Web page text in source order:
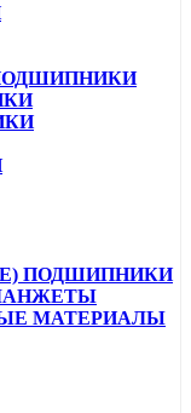
ПОДШИПНИКИ
МАТЕРИАЛЫ